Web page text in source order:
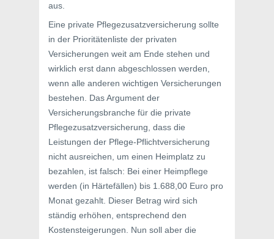
aus.
Eine private Pflegezusatzversicherung sollte
in der Prioritätenliste der privaten
Versicherungen weit am Ende stehen und
wirklich erst dann abgeschlossen werden,
wenn alle anderen wichtigen Versicherungen
bestehen. Das Argument der
Versicherungsbranche für die private
Pflegezusatzversicherung, dass die
Leistungen der Pflege-Pflichtversicherung
nicht ausreichen, um einen Heimplatz zu
bezahlen, ist falsch: Bei einer Heimpflege
werden (in Härtefällen) bis 1.688,00 Euro pro
Monat gezahlt. Dieser Betrag wird sich
ständig erhöhen, entsprechend den
Kostensteigerungen. Nun soll aber die